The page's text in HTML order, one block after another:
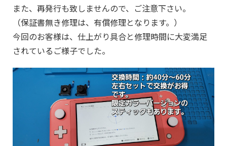
また、再発行も致しませんので、ご注意下さい。
（保証書無き修理は、有償修理となります。）
今回のお客様は、仕上がり具合と修理時間に大変満足
されているご様子でした。